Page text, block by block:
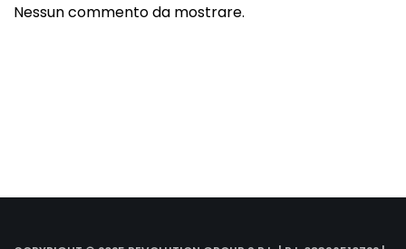
Nessun commento da mostrare.